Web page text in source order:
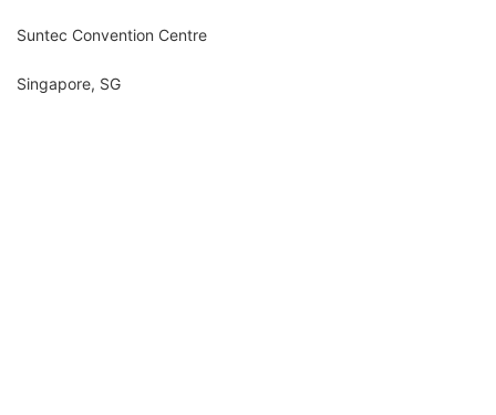
Suntec Convention Centre
Singapore, SG